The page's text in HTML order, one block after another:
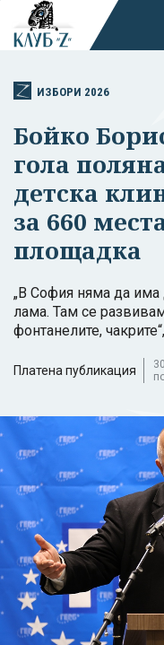
ИЗБОРИ 2026
Бойко
гола
детска
за 660
площадка
„В София няма да има
лама. Там се
фонтанелите,
Платена публикация